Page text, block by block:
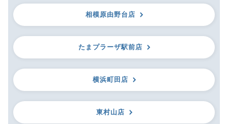
相模原由野台店
たまプラーザ駅前店
横浜町田店
東村山店